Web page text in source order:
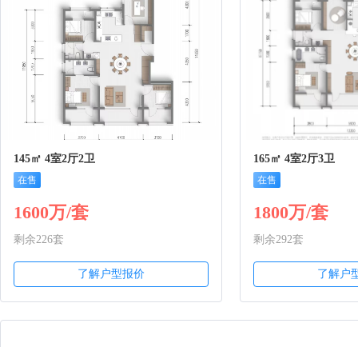
145㎡ 4室2厅2卫
在售
1600万/套
剩余226套
了解户型报价
165㎡ 4室2厅3卫
在售
1800万/套
剩余292套
了解户